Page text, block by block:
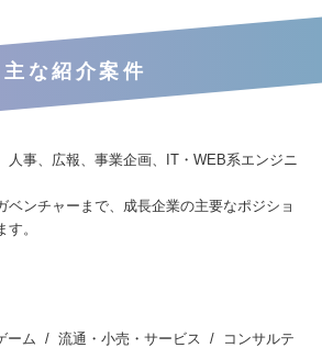
主な紹介案件
人事、広報、事業企画、IT・WEB系エンジニ
ベンチャーまで、成長企業の主要なポジショ
。
ーム 流通・小売・サービス
コンサルテ